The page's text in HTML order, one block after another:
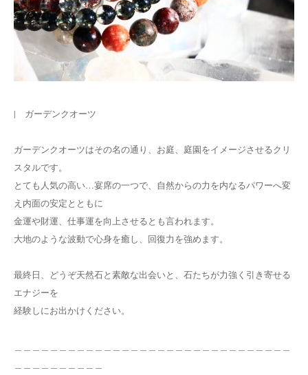
| ガーデンクオーツ
ガーデンクオーツはその名の通り、お庭、庭園をイメージさせるクリ
スタルです。
とても人気の高い…宴席の一つで、自然からの力を内なるパワーへ変
え内面の安定とともに
金運や財運、仕事運を向上させるとも言われます。
大地のような波動で心身を癒し、回復力を強めます。
最終日、どうぞ天然石と素敵な出会いと、石たちが力強く引き寄せる
エナジーを
経験しにお出かけください。